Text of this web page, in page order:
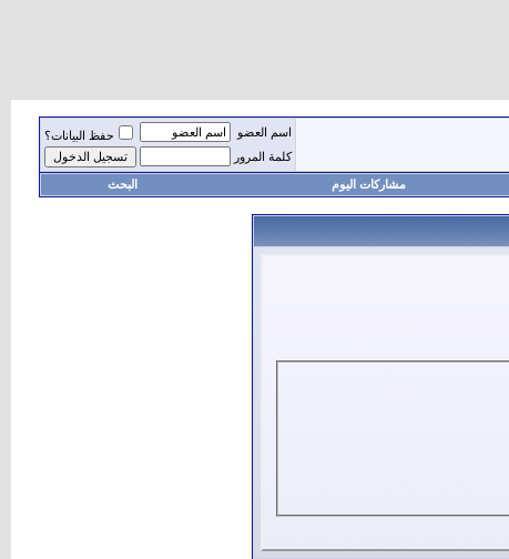
اسم العضو
حفظ البيانات؟
كلمة المرور
مشاركات اليوم البحث